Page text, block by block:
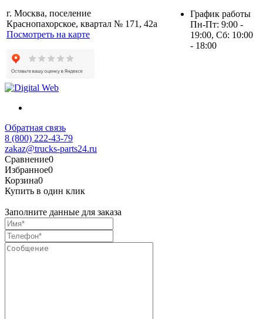
г. Москва, поселение
Краснопахорское, квартал № 171, 42а
Посмотреть на карте
График работы
Пн-Пт: 9:00 -
19:00, Сб: 10:00
- 18:00
Обратная связь
8 (800) 222-43-79
zakaz@trucks-parts24.ru
Сравнение0
Избранное0
Корзина0
Купить в один клик
Заполните данные для заказа